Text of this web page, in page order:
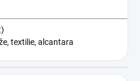
textilie, alcantara